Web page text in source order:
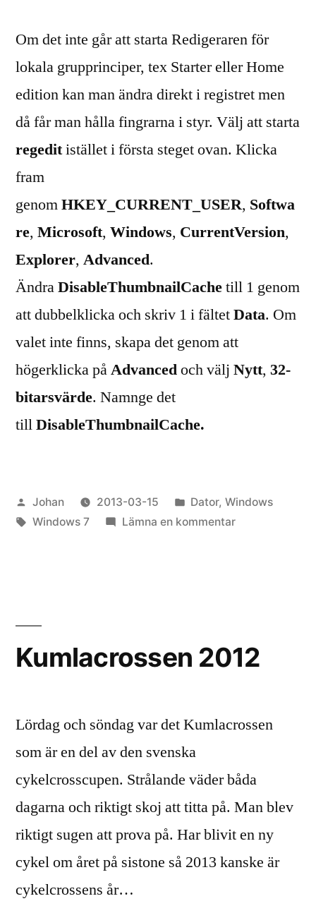
Om det inte går att starta Redigeraren för
lokala grupprinciper, tex Starter eller Home
edition kan man ändra direkt i registret men
då får man hålla fingrarna i styr. Välj att starta
regeditistället i första steget ovan. Klicka
fram
genomHKEY_CURRENT_USER, Softwa
re, Microsoft, Windows, CurrentVersion,
Explorer, Advanced.
ÄndraDisableThumbnailCachetill 1 genom
att dubbelklicka och skriv 1 i fältetData. Om
valet inte finns, skapa det genom att
högerklicka påAdvancedoch välj Nytt, 32-
bitarsvärde. Namnge det
tillDisableThumbnailCache.
Publicerat
av
Johan 2013-03-15
Publicerat
i
Dator,Windows
Etiketter:
Windows 7 Lämna en kommentartill
Kumlacrossen 2012
Lördag och söndag var det Kumlacrossen
som är en del av den svenska
cykelcrosscupen. Strålande väder båda
dagarna och riktigt skoj att titta på. Man blev
riktigt sugen att prova på. Har blivit en ny
cykel om året på sistone så 2013 kanske är
cykelcrossens år…